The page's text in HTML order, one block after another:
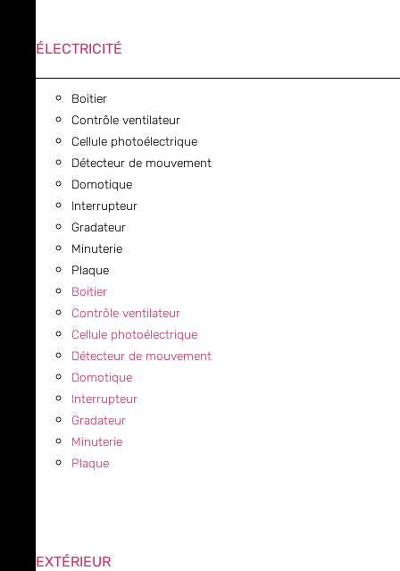
ÉLECTRICITÉ
Boitier
Contrôle ventilateur
Cellule photoélectrique
Détecteur de mouvement
Domotique
Interrupteur
Gradateur
Minuterie
Plaque
Boitier
Contrôle ventilateur
Cellule photoélectrique
Détecteur de mouvement
Domotique
Interrupteur
Gradateur
Minuterie
Plaque
EXTÉRIEUR